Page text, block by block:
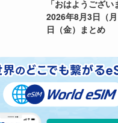
「おはようござい
2026年8月3日（
日（金）まとめ